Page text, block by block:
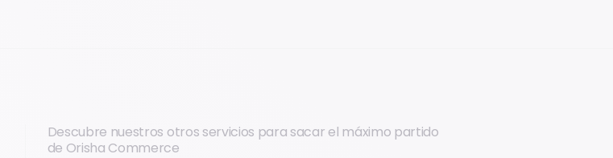
Descubre nuestros otros servicios para sacar el máximo partido
de Orisha Commerce